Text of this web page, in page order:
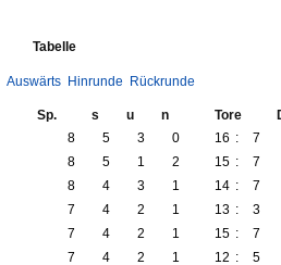
Tabelle
Auswärts Hinrunde Rückrunde
Sp. s u n Tore
8 5 3 0 16 : 7
8 5 1 2 15 : 7
8 4 3 1 14 : 7
7 4 2 1 13 : 3
7 4 2 1 15 : 7
7 4 2 1 12 : 5